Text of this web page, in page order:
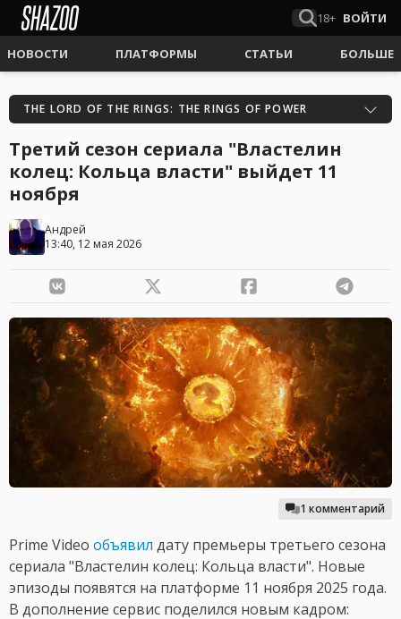
18+ ВОЙТИ
НОВОСТИ ПЛАТФОРМЫ СТАТЬИ БОЛЬШЕ
THE LORD OF THE RINGS: THE RINGS OF POWER
Третий сезон сериала "Властелин
колец: Кольца власти" выйдет 11
ноября
Андрей
13:40, 12 мая 2026
1 комментарий
Prime Video объявил дату премьеры третьего сезона
сериала "Властелин колец: Кольца власти". Новые
эпизоды появятся на платформе 11 ноября 2025 года.
В дополнение сервис поделился новым кадром: